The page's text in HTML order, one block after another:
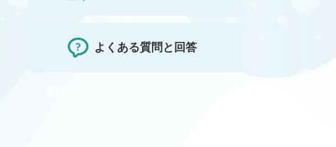
よくある質問と回答